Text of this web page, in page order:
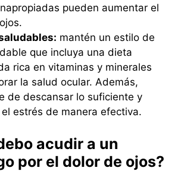
pueden aumentar el
mantén un estilo de
que incluya una dieta
rica en vitaminas y minerales
la salud ocular. Además,
de descansar lo suficiente y
estrés de manera efectiva.
acudir a un
por el dolor de ojos?